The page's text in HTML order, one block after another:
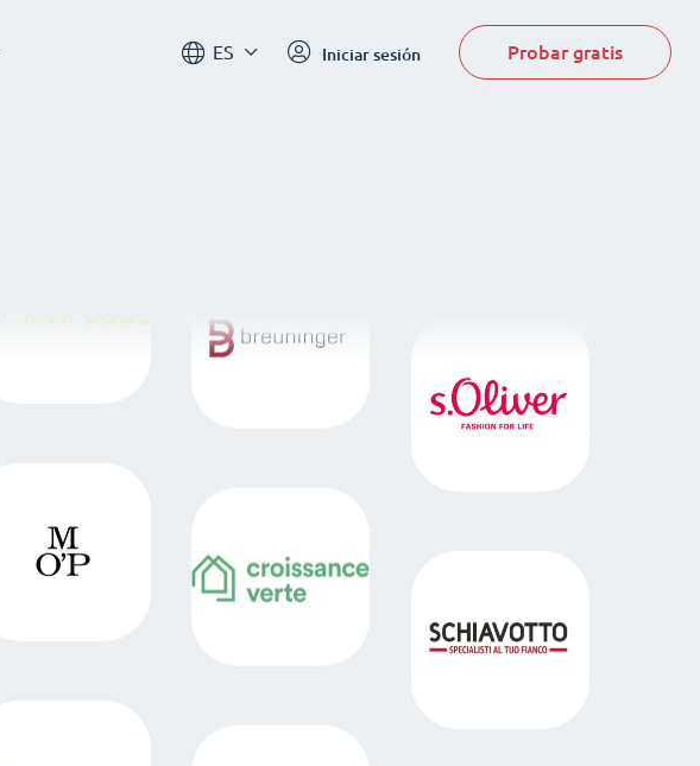
ES Iniciar sesión Probar gratis